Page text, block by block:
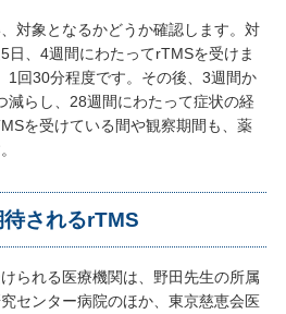
対象となるかどうか確認します。対
日、4週間にわたってrTMSを受けま
1回30分程度です。その後、3週間か
減らし、28週間にわたって症状の経
を受けている間や観察期間も、薬
されるrTMS
られる医療機関は、野田先生の所属
センター病院のほか、東京慈恵会医